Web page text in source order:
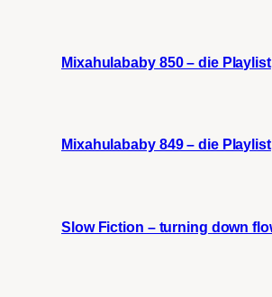
Mixahulababy 850 – die Playlist
Mixahulababy 849 – die Playlist
Slow Fiction – turning down